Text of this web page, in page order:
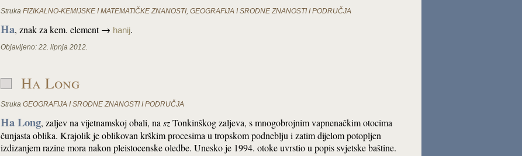
Struka FIZIKALNO-KEMIJSKE I MATEMATIČKE ZNANOSTI, GEOGRAFIJA I SRODNE ZNANOSTI I PODRUČJA
Ha, znak za kem. element → hanij.
Objavljeno: 22. lipnja 2012.
Ha Long
Struka GEOGRAFIJA I SRODNE ZNANOSTI I PODRUČJA
Ha Long, zaljev na vijetnamskoj obali, na szTonkinškog zaljeva, s mnogobrojnim vapnenačkim otocima
čunjasta oblika. Krajolik je oblikovan krškim procesima u tropskom podneblju i zatim dijelom potopljen
izdizanjem razine mora nakon pleistocenske oledbe. Unesko je 1994. otoke uvrstio u popis svjetske baštine.